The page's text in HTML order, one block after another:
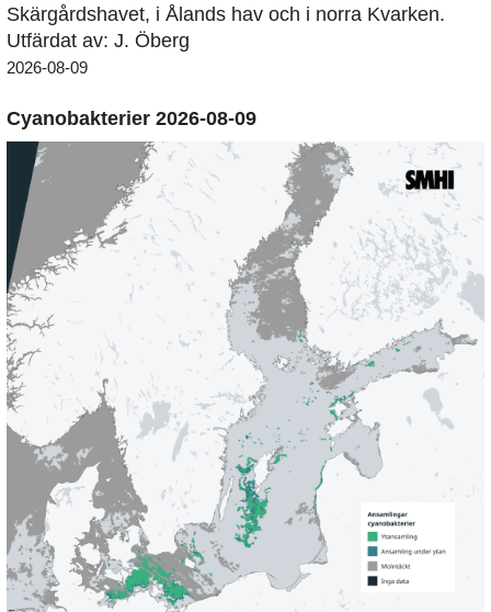
Skärgårdshavet, i Ålands hav och i norra Kvarken.
Utfärdat av: J. Öberg
2026-08-09
Cyanobakterier 2026-08-09